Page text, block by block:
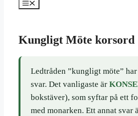
Meny
Kungligt Möte korsord
Ledtråden ”kungligt möte”
svar. Det vanligaste är
bokstäver), som syftar på ett
med monarken. Ett annat svar